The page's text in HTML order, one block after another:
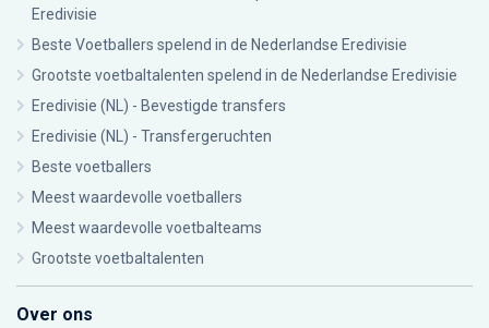
Eredivisie
Beste Voetballers spelend in de Nederlandse Eredivisie
Grootste voetbaltalenten spelend in de Nederlandse Eredivisie
Eredivisie (NL) - Bevestigde transfers
Eredivisie (NL) - Transfergeruchten
Beste voetballers
Meest waardevolle voetballers
Meest waardevolle voetbalteams
Grootste voetbaltalenten
Over ons